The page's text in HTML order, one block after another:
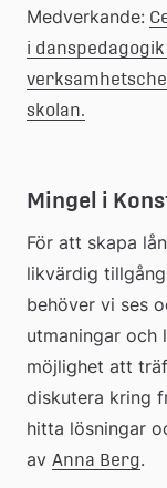
Medverkande:
i
skolan.
Mingel i
För att skapa
likvärdig
behöver vi ses
utmaningar och
möjlighet att
diskutera kring
hitta lösningar
av Anna Berg.